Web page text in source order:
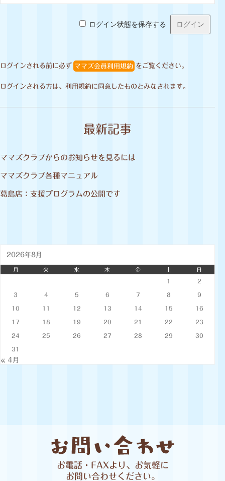
ログイン状態を保存する
ログインされる前に必ず ママズ会員利用規約 をご覧ください。
ログインされる方は、利用規約に同意したものとみなされます。
最新記事
ママズクラブからのお知らせを見るには
ママズクラブ各種マニュアル
葛島店：支援プログラムの公開です
2026年8月
月 火 水 木 金 土 日
1 2
3 4 5 6 7 8 9
10 11 12 13 14 15 16
17 18 19 20 21 22 23
24 25 26 27 28 29 30
31
« 4月
お電話・FAXより、お気軽に
お問い合わせください。